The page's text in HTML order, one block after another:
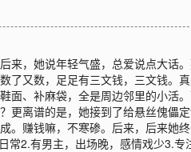
来，她说年轻气盛，总爱说点大话
又数，足足有三文钱，三文钱。
面、补麻袋，全是周边邻里的小活
离谱的是，她接到了给悬丝傀儡定
。赚钱嘛，不寒碜。后来，后来她
2.有男主，出场晚，感情戏少3.专